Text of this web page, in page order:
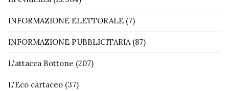
INFORMAZIONE ELETTORALE (7)
INFORMAZIONE PUBBLICITARIA(87)
L'attacca Bottone (207)
L'Eco cartaceo (37)